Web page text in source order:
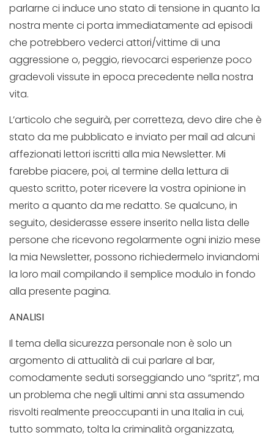
parlarne ci induce uno stato di tensione in quanto la
nostra mente ci porta immediatamente ad episodi
che potrebbero vederci attori/vittime di una
aggressione o, peggio, rievocarci esperienze poco
gradevoli vissute in epoca precedente nella nostra
vita.
L’articolo che seguirà, per corretteza, devo dire che è
stato da me pubblicato e inviato per mail ad alcuni
affezionati lettori iscritti alla mia Newsletter. Mi
farebbe piacere, poi, al termine della lettura di
questo scritto, poter ricevere la vostra opinione in
merito a quanto da me redatto. Se qualcuno, in
seguito, desiderasse essere inserito nella lista delle
persone che ricevono regolarmente ogni inizio mese
la mia Newsletter, possono richiedermelo inviandomi
la loro mail compilando il semplice modulo in fondo
alla presente pagina.
ANALISI
Il tema della sicurezza personale non è solo un
argomento di attualità di cui parlare al bar,
comodamente seduti sorseggiando uno “spritz”, ma
un problema che negli ultimi anni sta assumendo
risvolti realmente preoccupanti in una Italia in cui,
tutto sommato, tolta la criminalità organizzata,